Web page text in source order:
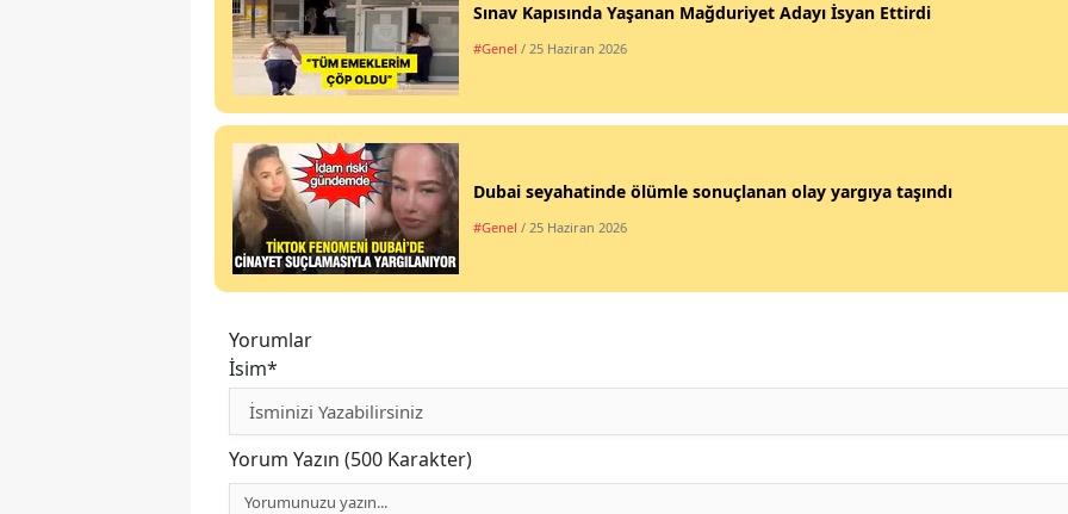
Sınav Kapısında Yaşanan Mağduriyet Adayı İsyan Ettirdi
#Genel / 25 Haziran 2026
Dubai seyahatinde ölümle sonuçlanan olay yargıya taşındı
#Genel / 25 Haziran 2026
Yorumlar
İsim*
Yorum Yazın (500 Karakter)